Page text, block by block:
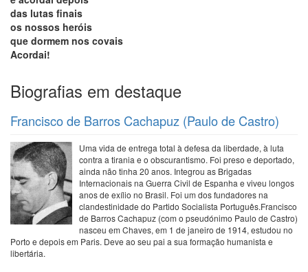
das lutas finais
os nossos heróis
que dormem nos covais
Acordai!
Biografias em destaque
Francisco de Barros Cachapuz (Paulo de Castro)
Uma vida de entrega total à defesa da liberdade, à luta
contra a tirania e o obscurantismo. Foi preso e deportado,
ainda não tinha 20 anos. Integrou as Brigadas
Internacionais na Guerra Civil de Espanha e viveu longos
anos de exílio no Brasil. Foi um dos fundadores na
clandestinidade do Partido Socialista Português.Francisco
de Barros Cachapuz (com o pseudónimo Paulo de Castro)
nasceu em Chaves, em 1 de janeiro de 1914, estudou no
Porto e depois em Paris. Deve ao seu pai a sua formação humanista e
libertária.